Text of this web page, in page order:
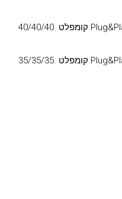
אקווריום מים מלוחים Plug&Play קומפלט .40/40/40
אקווריום מים מלוחים Plug&Play קומפלט .35/35/35